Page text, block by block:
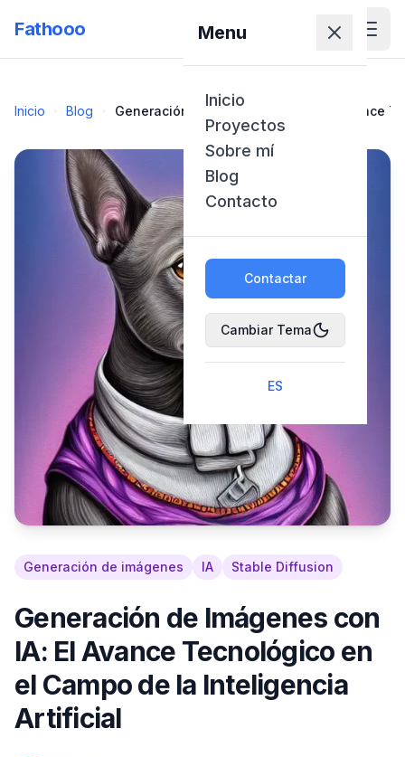
Fathooo Menu
Inicio
Proyectos
Sobre mí
Blog
Contacto
Contactar
Cambiar Tema
ES
Inicio Blog Generación de Imágenes con IA: El Avance
Generación de imágenes IA Stable Diffusion
Generación de Imágenes con
IA: El Avance Tecnológico en
el Campo de la Inteligencia
Artificial